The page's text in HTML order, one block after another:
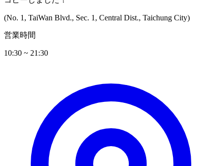
(No. 1, TaiWan Blvd., Sec. 1, Central Dist., Taichung City)
営業時間
10:30 ~ 21:30